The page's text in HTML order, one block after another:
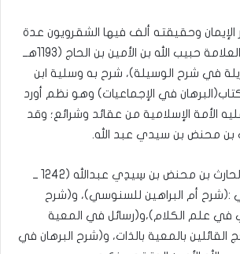
الإيمان وحقيقته ألف فيها الشقرويون عدة
مؤلفات منها : كتابا العلامة حبيب الله بن الأمين بن الحاج (1193هــ
في شرح الوسيلة)، شرح به وسلية ابن
في الإجماعيات) وهو نظم أورد
الأمة الإسلامية من عقائد وشرائع؛ وقد
بن محنض بن سيدي عبد الله.
وألف فيها العلامة الحارث بن محنض بن سِيدِي عبدالله (1242 ــ
:(شرح أم البراهين للسنوسي)، و(شرح
في علم الكلام)،و(رسائل في المعية
القائلين بالمعية بالذات، و(شرح البرهان في